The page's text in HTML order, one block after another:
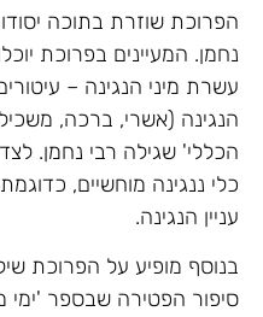
הפרוכת שוזרת בתוכה
נחמן. המעיינים בפרוכת
עשרת מיני הנגינה –
הנגינה (אשרי, ברכה,
הכללי' שגילה רבי נחמן. לצד
כלי ננגינה מוחשיים,
עניין הנגינה.
בנוסף מופיע על הפרוכת
סיפור הפטירה שבספר